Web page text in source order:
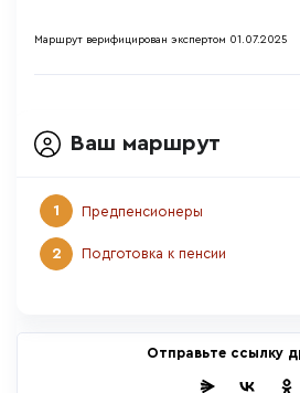
Маршрут верифицирован экспертом 01.07.2025
Ваш маршрут
1 Предпенсионеры
2 Подготовка к пенсии
Отправьте ссылку